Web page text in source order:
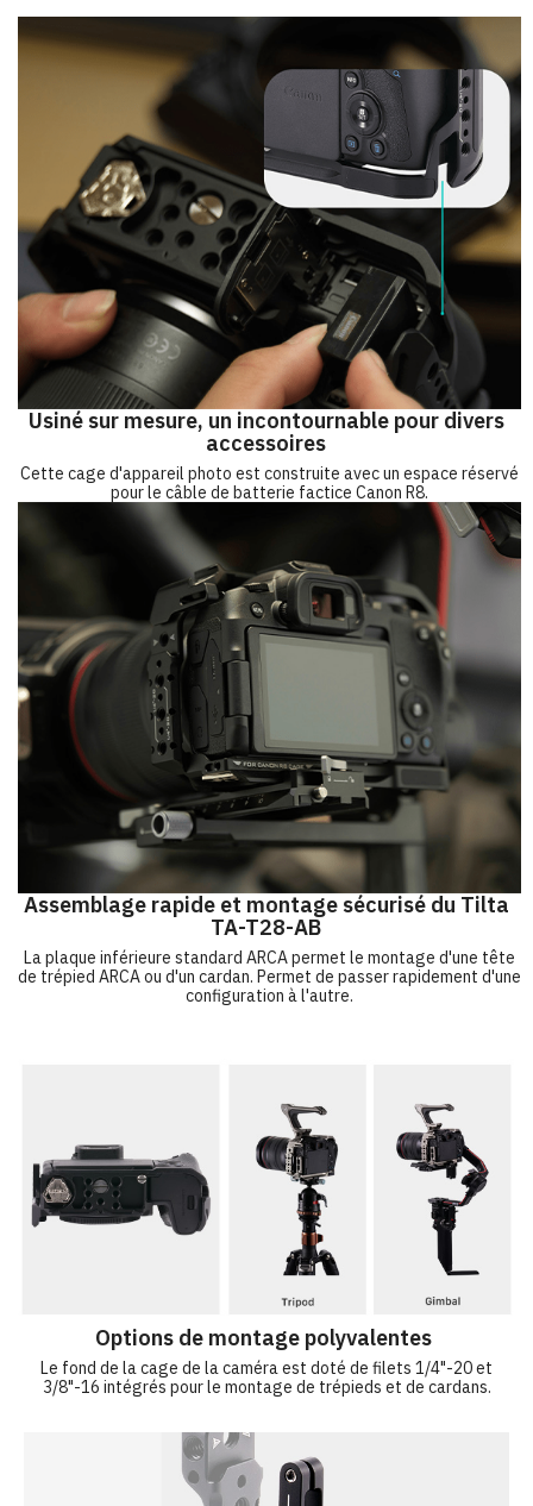
Usiné sur mesure, un incontournable pour divers
accessoires
Cette cage d'appareil photo est construite avec un espace réservé
pour le câble de batterie factice Canon R8.
Assemblage rapide et montage sécurisé du Tilta
TA-T28-AB
La plaque inférieure standard ARCA permet le montage d'une tête
de trépied ARCA ou d'un cardan. Permet de passer rapidement d'une
configuration à l'autre.
Options de montage polyvalentes
Le fond de la cage de la caméra est doté de filets 1/4"-20 et
3/8"-16 intégrés pour le montage de trépieds et de cardans.